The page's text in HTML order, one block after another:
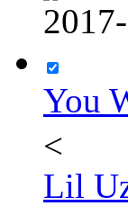
You
<
Lil